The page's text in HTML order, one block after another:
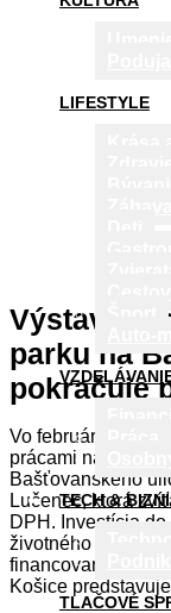
LIFESTYLE
TECH &
TLAČOVÉ
Výstavby
parku na
pokračuje
Vo februári sa
prácami na
Bašťovanského
Lučenec, ktorá
DPH. Investícia
životného
financovaná
Košice